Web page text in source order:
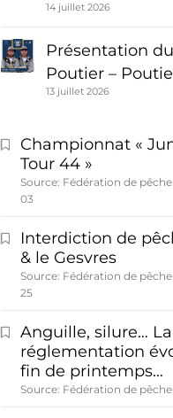
14 juillet 2026
Présentation
Poutier –
13 juillet 2026
Championnat «
Tour 44 »
Source: Fédération de
03
Interdiction de
& le Gesvres
Source: Fédération de
25
Anguille, silure… La
réglementation
fin de printemps…
Source: Fédération de